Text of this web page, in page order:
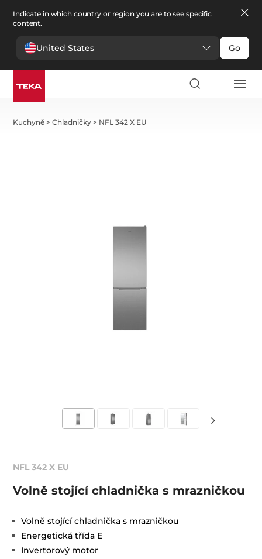
Indicate in which country or region you are to see specific
content.
United States Go
Kuchyně >Chladničky > NFL 342 X EU
NFL 342 X EU
Volně stojící chladnička s mrazničkou
Volně stojící chladnička s mrazničkou
Energetická třída E
Invertorový motor